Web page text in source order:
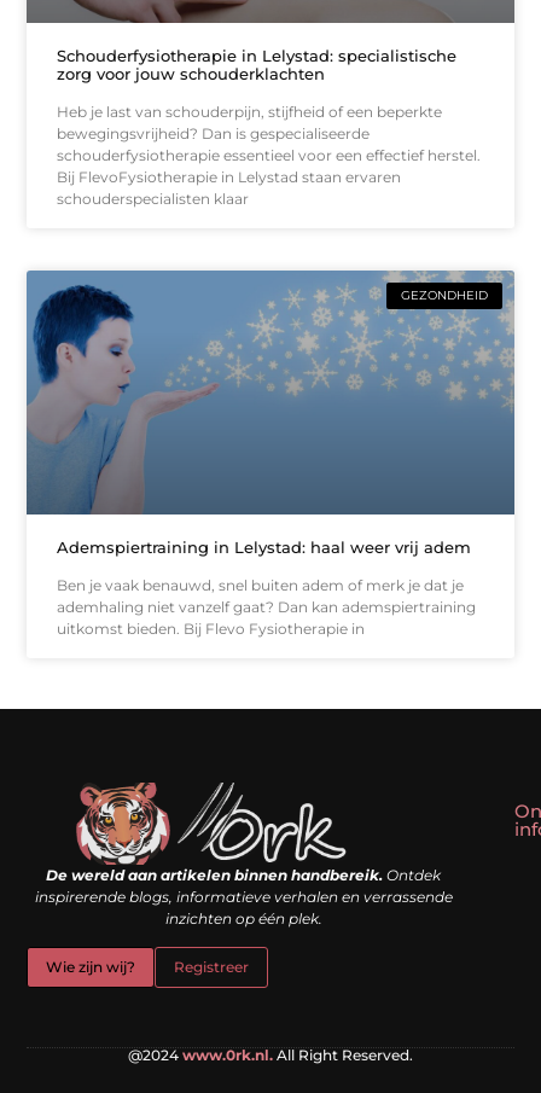
Schouderfysiotherapie in Lelystad: specialistische
zorg voor jouw schouderklachten
Heb je last van schouderpijn, stijfheid of een beperkte
bewegingsvrijheid? Dan is gespecialiseerde
schouderfysiotherapie essentieel voor een effectief herstel.
Bij FlevoFysiotherapie in Lelystad staan ervaren
schouderspecialisten klaar
GEZONDHEID
Ademspiertraining in Lelystad: haal weer vrij adem
Ben je vaak benauwd, snel buiten adem of merk je dat je
ademhaling niet vanzelf gaat? Dan kan ademspiertraining
uitkomst bieden. Bij Flevo Fysiotherapie in
De wereld aan artikelen binnen handbereik. Ontdek
inspirerende blogs, informatieve verhalen en verrassende
inzichten op één plek.
Wie zijn wij? Registreer
@2024 www.0rk.nl. All Right Reserved.